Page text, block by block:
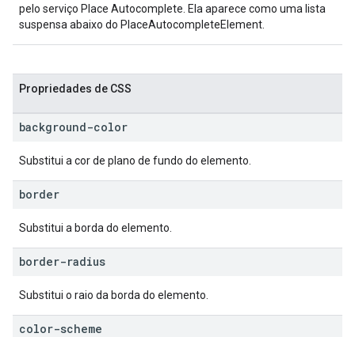
pelo serviço Place Autocomplete. Ela aparece como uma lista
suspensa abaixo do PlaceAutocompleteElement.
Propriedades de CSS
background-color
Substitui a cor de plano de fundo do elemento.
border
Substitui a borda do elemento.
border-radius
Substitui o raio da borda do elemento.
color-scheme